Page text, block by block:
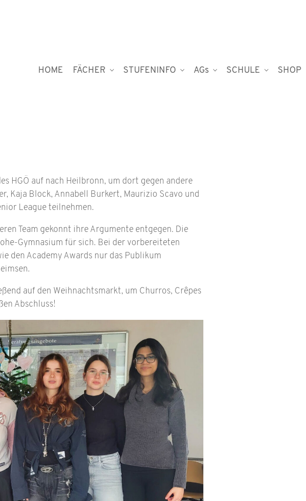
HOME FÄCHER STUFENINFO AGs SCHULE SHOP
HGÖ auf nach Heilbronn, um dort gegen andere
Kaja Block, Annabell Burkert, Maurizio Scavo und
League teilnehmen.
Team gekonnt ihre Argumente entgegen. Die
Gymnasium für sich. Bei der vorbereiteten
den Academy Awards nur das Publikum
auf den Weihnachtsmarkt, um Churros, Crêpes
Abschluss!